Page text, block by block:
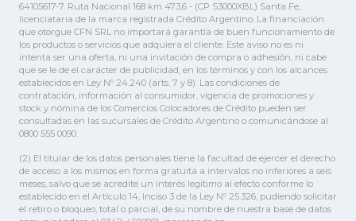
64105617-7. Ruta Nacional 168 km 473,6 - (CP S3000XBL) Santa Fe,
licenciataria de la marca registrada Crédito Argentino. La financiación
que otorgue CFN SRL no importará garantía de buen funcionamiento de
los productos o servicios que adquiera el cliente. Este aviso no es ni
intenta ser una oferta, ni una invitación de compra o adhesión, ni cabe
que se le de el carácter de publicidad, en los términos y con los alcances
establecidos en Ley Nº 24.240 (arts. 7 y 8). Las condiciones de
contratación, información al consumidor, vigencia de promociones y
stock y nómina de los Comercios Colocadores de Crédito pueden ser
consultadas en las sucursales de Crédito Argentino o comunicándose al
0800 555 0090.
(2) El titular de los datos personales tiene la facultad de ejercer el derecho
de acceso a los mismos en forma gratuita a intervalos no inferiores a seis
meses, salvo que se acredite un interés legítimo al efecto conforme lo
establecido en el Artículo 14, Inciso 3 de la Ley Nº 25.326, pudiendo solicitar
el retiro o bloqueo, total o parcial, de su nombre de nuestra base de datos